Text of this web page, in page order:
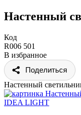
Настенный
Код
R006 501
В избранное
Поделиться
Настенный